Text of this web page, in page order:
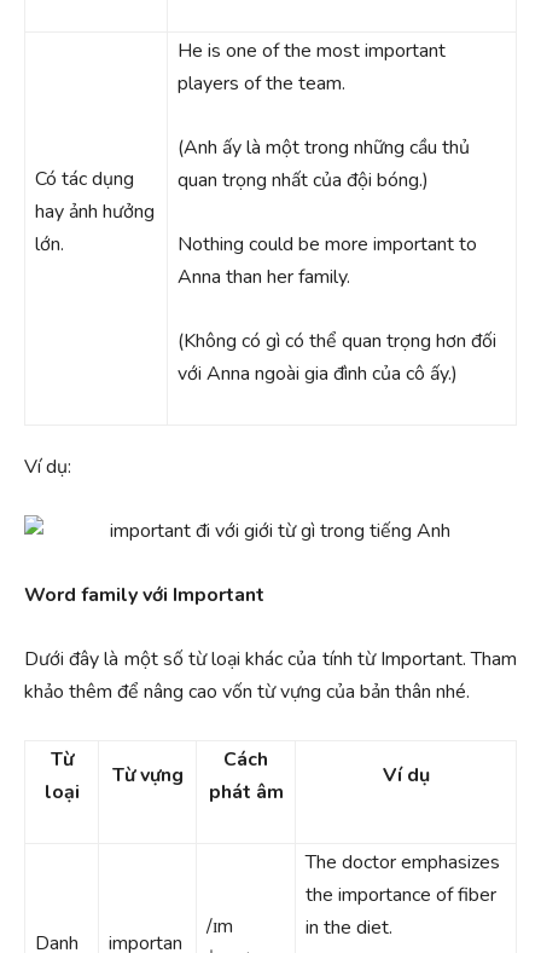
Có tác dụng
hay ảnh hưởng
lớn.
He is one of the most important
players of the team.
(Anh ấy là một trong những cầu thủ
quan trọng nhất của đội bóng.)
Nothing could be more important to
Anna than her family.
(Không có gì có thể quan trọng hơn đối
với Anna ngoài gia đình của cô ấy.)
Ví dụ:
Word family với Important
Dưới đây là một số từ loại khác của tính từ Important. Tham
khảo thêm để nâng cao vốn từ vựng của bản thân nhé.
Từ
loại
Từ vựng
Cách
phát âm
Ví dụ
Danh
importan
/ɪm
The doctor emphasizes
the importance of fiber
in the diet.